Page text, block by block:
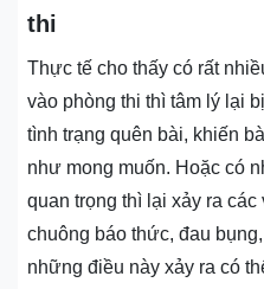
thi
Thực tế cho thấy có rất
vào phòng thi thì tâm lý lại
tình trạng quên bài, khiến
như mong muốn. Hoặc có
quan trọng thì lại xảy ra
chuông báo thức, đau
những điều này xảy ra có